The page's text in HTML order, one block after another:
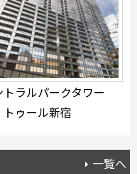
トラルパークタワー
トゥール新宿
一覧へ